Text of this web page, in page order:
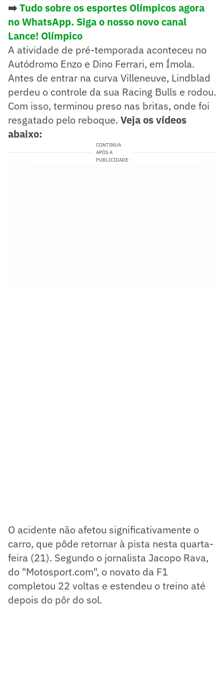
➡️Tudo sobre os esportes Olímpicos agora
no WhatsApp. Siga o nosso novo canal
Lance! Olímpico
A atividade de pré-temporada aconteceu no
Autódromo Enzo e Dino Ferrari, em Ímola.
Antes de entrar na curva Villeneuve, Lindblad
perdeu o controle da sua Racing Bulls e rodou.
Com isso, terminou preso nas britas, onde foi
resgatado pelo reboque. Veja os vídeos
abaixo:
CONTINUA
APÓS A
PUBLICIDADE
O acidente não afetou significativamente o
carro, que pôde retornar à pista nesta quarta-
feira (21). Segundo o jornalista Jacopo Rava,
do "Motosport.com", o novato da F1
completou 22 voltas e estendeu o treino até
depois do pôr do sol.